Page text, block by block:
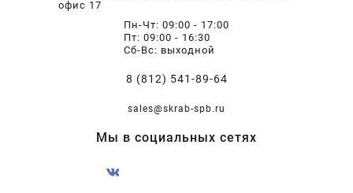
офис 17
Пн-Чт: 09:00 - 17:00
Пт: 09:00 - 16:30
Сб-Вс: выходной
8 (812) 541-89-64
sales@skrab-spb.ru
Мы в социальных сетях